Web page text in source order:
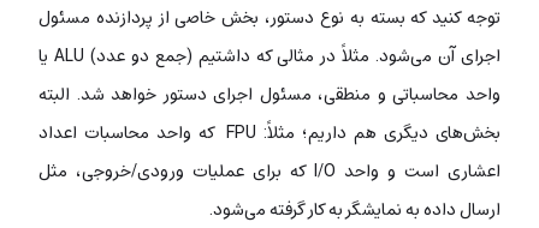
توجه کنید که بسته به نوع دستور، بخش خاصی از پردازنده مسئول
اجرای آن می‌شود. مثلاً در مثالی که داشتیم (جمع دو عدد) ALU یا
واحد محاسباتی و منطقی، مسئول اجرای دستور خواهد شد. البته
بخش‌های دیگری هم داریم؛ مثلاً: FPU که واحد محاسبات اعداد
اعشاری است و واحد I/O که برای عملیات ورودی/خروجی، مثل
ارسال داده به نمایشگر به کار گرفته می‌شود.